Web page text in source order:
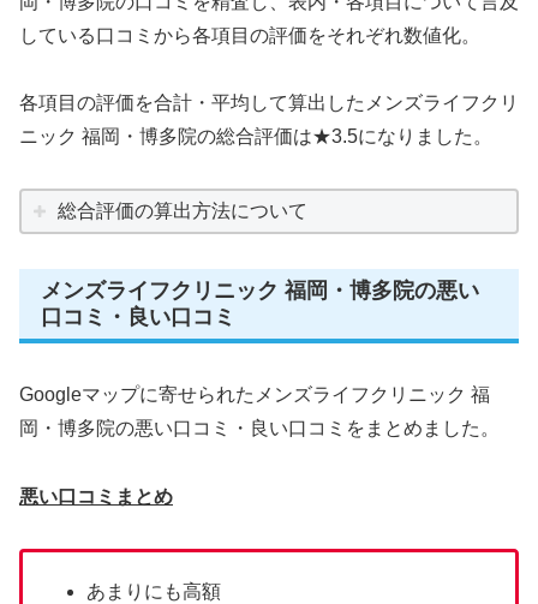
している口コミから各項目の評価をそれぞれ数値化。
各項目の評価を合計・平均して算出したメンズライフクリ
ニック 福岡・博多院の総合評価は★3.5になりました。
総合評価の算出方法について
メンズライフクリニック 福岡・博多院の悪い
口コミ・良い口コミ
Googleマップに寄せられたメンズライフクリニック 福
岡・博多院の悪い口コミ・良い口コミをまとめました。
悪い口コミまとめ
あまりにも高額